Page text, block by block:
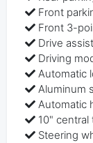
Front
Front 3-
Drive
Driving
Automatic
Aluminum
Automatic
10"
Steering